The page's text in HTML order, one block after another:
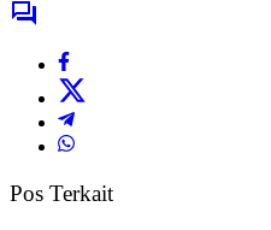
Pos Terkait